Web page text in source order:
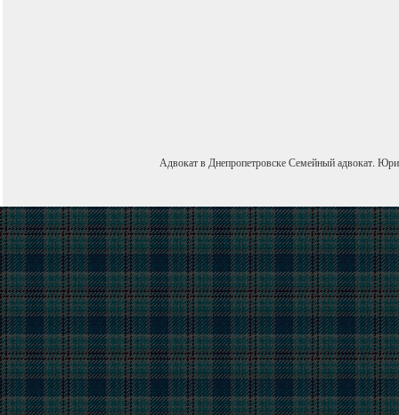
Адвокат в ДнепропетровскеСемейный адвокат.